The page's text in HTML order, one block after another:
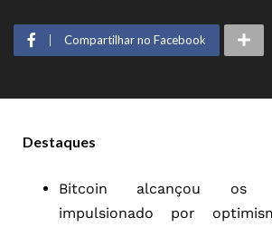
Compartilhar no Facebook
Destaques
Bitcoin alcançou os
impulsionado por